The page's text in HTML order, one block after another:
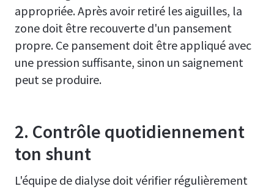
appropriée. Après avoir retiré les aiguilles, la
zone doit être recouverte d'un pansement
propre. Ce pansement doit être appliqué avec
une pression suffisante, sinon un saignement
peut se produire.
2. Contrôle quotidiennement
ton shunt
L'équipe de dialyse doit vérifier régulièrement